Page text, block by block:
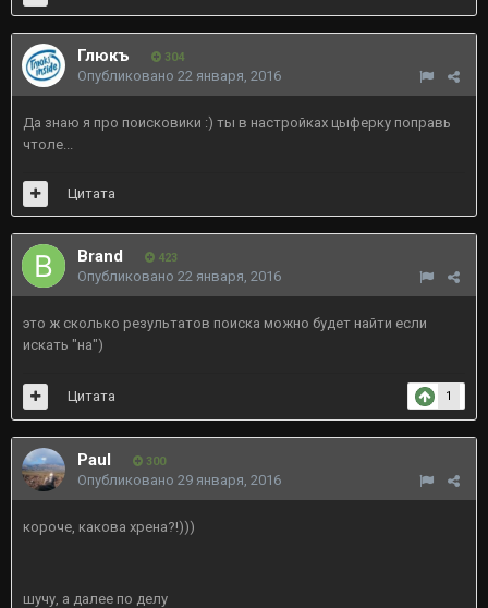
Глюкъ 304
Опубликовано 22 января, 2016
Да знаю я про поисковики :) ты в настройках цыферку поправь
чтоле...
Цитата
Brand 423
Опубликовано 22 января, 2016
это ж сколько результатов поиска можно будет найти если
искать "на")
1
Цитата
Paul 300
Опубликовано 29 января, 2016
короче, какова хрена?!)))
шучу, а далее по делу